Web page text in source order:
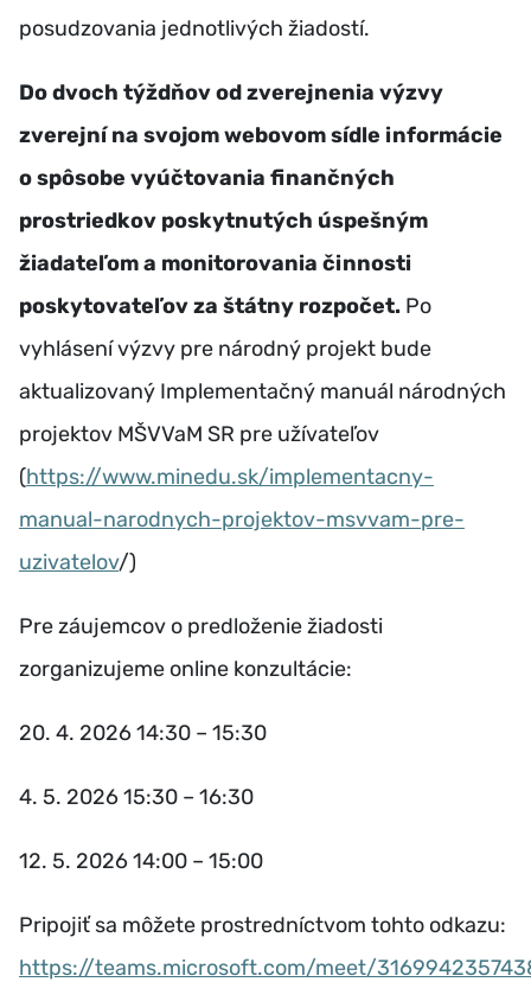
posudzovania jednotlivých žiadostí.
Do dvoch týždňov od zverejnenia výzvy
zverejní na svojom webovom sídle informácie
o spôsobe vyúčtovania finančných
prostriedkov poskytnutých úspešným
žiadateľom a monitorovania činnosti
poskytovateľov za štátny rozpočet. Po
vyhlásení výzvy pre národný projekt bude
aktualizovaný Implementačný manuál národných
projektov MŠVVaM SR pre užívateľov
(https://www.minedu.sk/implementacny-
manual-narodnych-projektov-msvvam-pre-
uzivatelov/)
Pre záujemcov o predloženie žiadosti
zorganizujeme online konzultácie:
20. 4. 2026 14:30 – 15:30
4. 5. 2026 15:30 – 16:30
12. 5. 2026 14:00 – 15:00
Pripojiť sa môžete prostredníctvom tohto odkazu:
https://teams.microsoft.com/meet/